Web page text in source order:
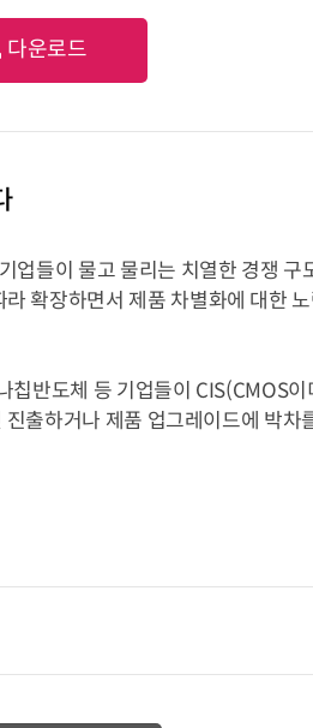
다운로드
들이 물고 물리는 치열한 경쟁 구
확장하면서 제품 차별화에 대한
반도체 등 기업들이 CIS(CMOS
출하거나 제품 업그레이드에 박차